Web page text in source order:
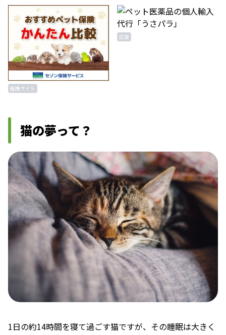
提携サイト
広告
猫の夢って？
1日の約14時間を寝て過ごす猫ですが、その睡眠は大きく